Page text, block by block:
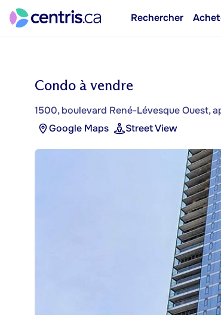
Rechercher
Condo à vendre
1500, boulevard René-Lévesque Ouest,
Google Maps
Street View